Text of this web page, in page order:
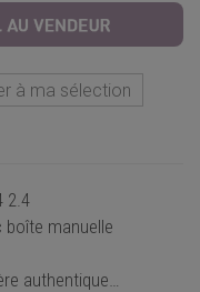
à ma sélection
2.4
boîte manuelle
authentique